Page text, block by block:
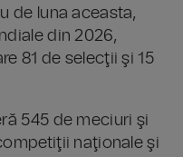
de luna aceasta,
din 2026,
81 de selecţii şi 15
545 de meciuri şi
naţionale şi